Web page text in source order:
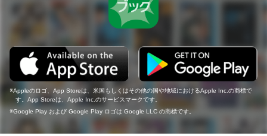
Appleのロゴ、App Storeは、米国もしくはその他の国や地域におけるApple Inc.の商標で
す。App Storeは、Apple Inc.のサービスマークです。
Google Play および Google Play ロゴは Google LLC の商標です。